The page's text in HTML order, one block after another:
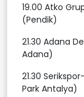
19.00 Atko
(Pendik)
21.30 Adana
Adana)
21.30
Park Antalya)